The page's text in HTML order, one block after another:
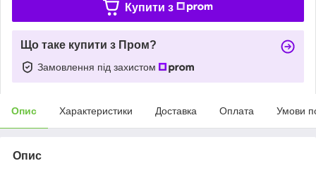
Купити з
Що таке купити з Пром?
Замовлення під захистом
Опис Характеристики Доставка Оплата Умови
Опис